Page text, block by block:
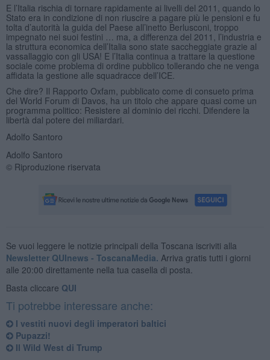
E l’Italia rischia di tornare rapidamente ai livelli del 2011, quando lo
Stato era in condizione di non riuscire a pagare più le pensioni e fu
tolta d’autorità la guida del Paese all’inetto Berlusconi, troppo
impegnato nei suoi festini … ma, a differenza del 2011, l’industria e
la struttura economica dell’Italia sono state saccheggiate grazie al
vassallaggio con gli USA! E l’Italia continua a trattare la questione
sociale come problema di ordine pubblico tollerando che ne venga
affidata la gestione alle squadracce dell’ICE.
Che dire? Il Rapporto Oxfam, pubblicato come di consueto prima
del World Forum di Davos, ha un titolo che appare quasi come un
programma politico: Resistere al dominio dei ricchi. Difendere la
libertà dal potere dei miliardari.
Adolfo Santoro
Adolfo Santoro
© Riproduzione riservata
Se vuoi leggere le notizie principali della Toscana iscriviti alla
Newsletter QUInews - ToscanaMedia. Arriva gratis tutti i giorni
alle 20:00 direttamente nella tua casella di posta.
Basta cliccare QUI
Ti potrebbe interessare anche:
​I vestiti nuovi degli imperatori baltici
​Pupazzi!
​Il Wild West di Trump